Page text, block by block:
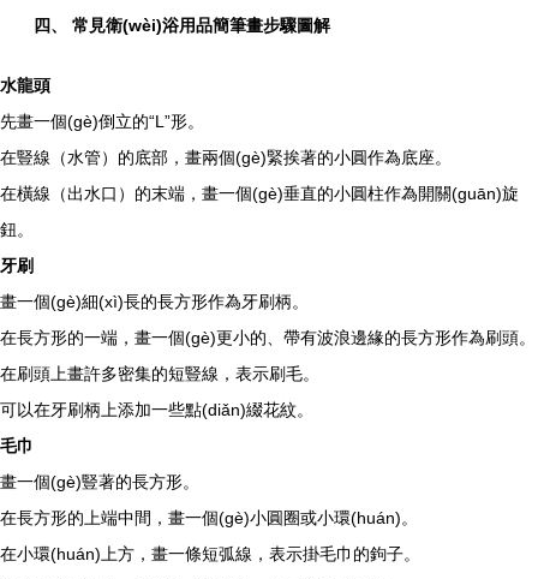
四、 常見衛(wèi)浴用品簡筆畫步驟圖解
水龍頭
先畫一個(gè)倒立的“L”形。
在豎線（水管）的底部，畫兩個(gè)緊挨著的小圓作為底座。
在橫線（出水口）的末端，畫一個(gè)垂直的小圓柱作為開關(guān)旋
鈕。
牙刷
畫一個(gè)細(xì)長的長方形作為牙刷柄。
在長方形的一端，畫一個(gè)更小的、帶有波浪邊緣的長方形作為刷頭。
在刷頭上畫許多密集的短豎線，表示刷毛。
可以在牙刷柄上添加一些點(diǎn)綴花紋。
毛巾
畫一個(gè)豎著的長方形。
在長方形的上端中間，畫一個(gè)小圓圈或小環(huán)。
在小環(huán)上方，畫一條短弧線，表示掛毛巾的鉤子。